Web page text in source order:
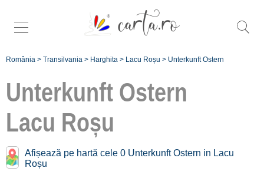
România > Transilvania > Harghita > Lacu Roșu > Unterkunft Ostern
Unterkunft Ostern
Lacu Roșu
Afișează pe hartă cele 0 Unterkunft Ostern in Lacu
Roșu
unitate de cazare